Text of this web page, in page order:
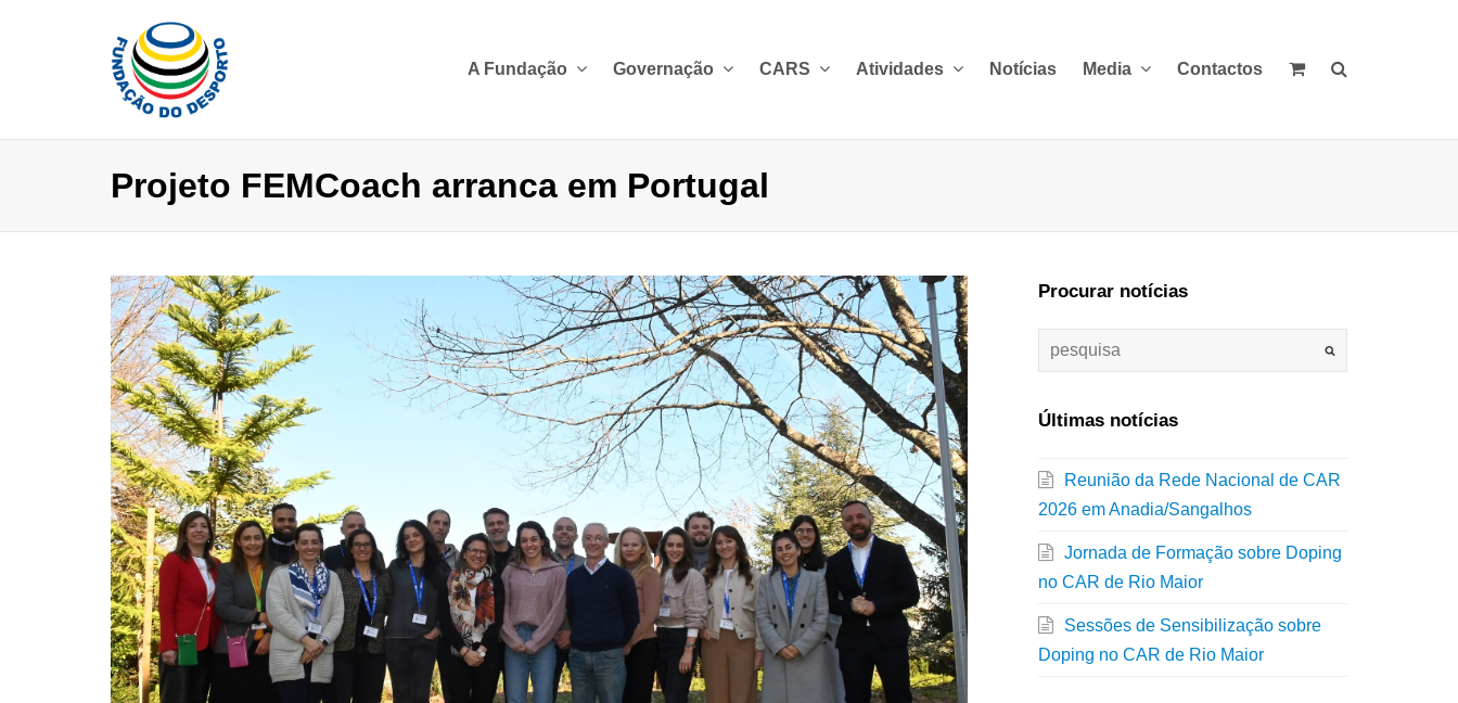
A Fundação Governação CARS Atividades Notícias Media Contactos
Projeto FEMCoach arranca em Portugal
Procurar notícias
Últimas notícias
Reunião da Rede Nacional de CAR
2026 em Anadia/Sangalhos
Jornada de Formação sobre Doping
no CAR de Rio Maior
Sessões de Sensibilização sobre
Doping no CAR de Rio Maior